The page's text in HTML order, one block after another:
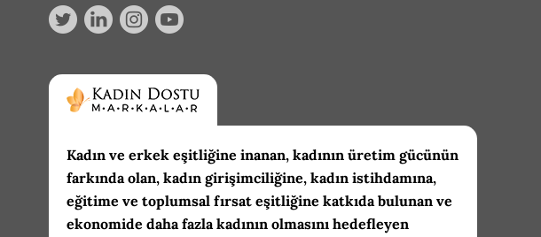
Kadın ve erkek eşitliğine inanan, kadının üretim gücünün
farkında olan, kadın girişimciliğine, kadın istihdamına,
eğitime ve toplumsal fırsat eşitliğine katkıda bulunan ve
ekonomide daha fazla kadının olmasını hedefleyen